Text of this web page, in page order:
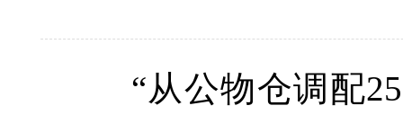
“从公物仓调配25